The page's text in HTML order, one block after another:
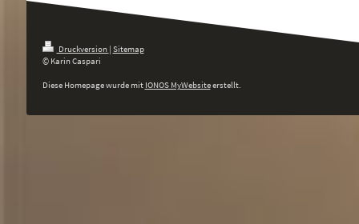
Druckversion | Sitemap
© Karin Caspari
Diese Homepage wurde mit IONOS MyWebsiteerstellt.